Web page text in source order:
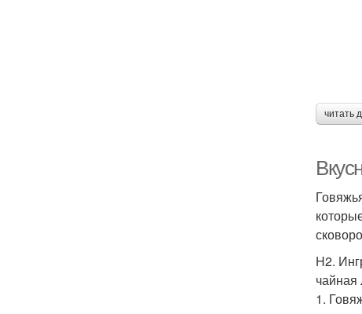
читать
H2.
чайная
1.